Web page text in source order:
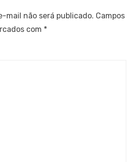
mail não será publicado. Campos
com *